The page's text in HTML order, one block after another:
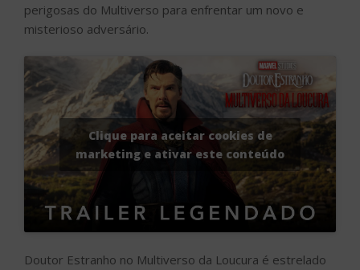
perigosas do Multiverso para enfrentar um novo e
misterioso adversário.
Clique para aceitar cookies de
marketing e ativar este conteúdo
Doutor Estranho no Multiverso da Loucura é estrelado